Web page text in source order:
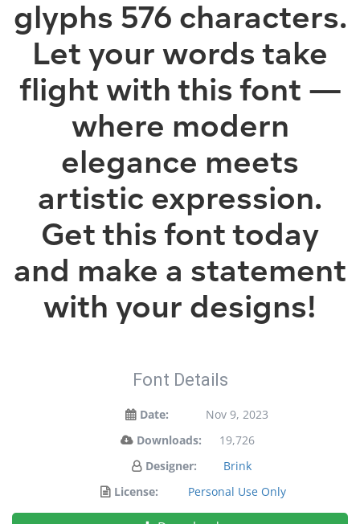
glyphs 576 characters.
Let your words take
flight with this font —
where modern
elegance meets
artistic expression.
Get this font today
and make a statement
with your designs!
Font Details
Date:
Nov 9, 2023
Downloads:
19,726
Designer:
Brink
License:
Personal Use Only